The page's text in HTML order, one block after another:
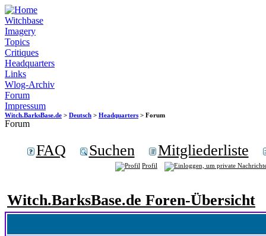
Witchbase
Imagery
Topics
Critiques
Headquarters
Links
Wlog-Archiv
Forum
Impressum
Witch.BarksBase.de > Deutsch > Headquarters > Forum
Forum
FAQ Suchen Mitgliederliste
Profil
Witch.BarksBase.de Foren-Übersicht